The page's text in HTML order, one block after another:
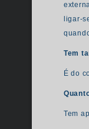
ligar-
Tem
É do
Tem